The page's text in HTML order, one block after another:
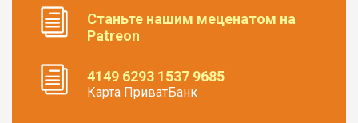
Станьте нашим меценатом на
Patreon
4149 6293 1537 9685
Карта ПриватБанк